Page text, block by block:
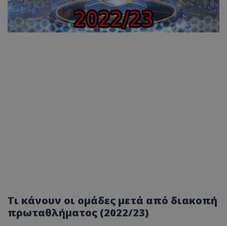
Τι κάνουν οι ομάδες μετά από διακοπή
πρωταθλήματος (2022/23)